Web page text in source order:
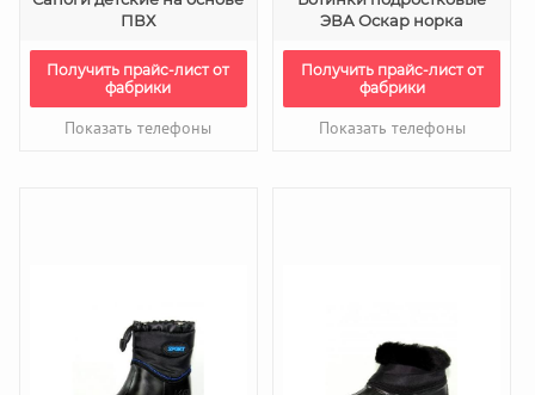
ПВХ
Получить прайс-лист от
фабрики
Показать телефоны
ЭВА Оскар норка
Получить прайс-лист от
фабрики
Показать телефоны